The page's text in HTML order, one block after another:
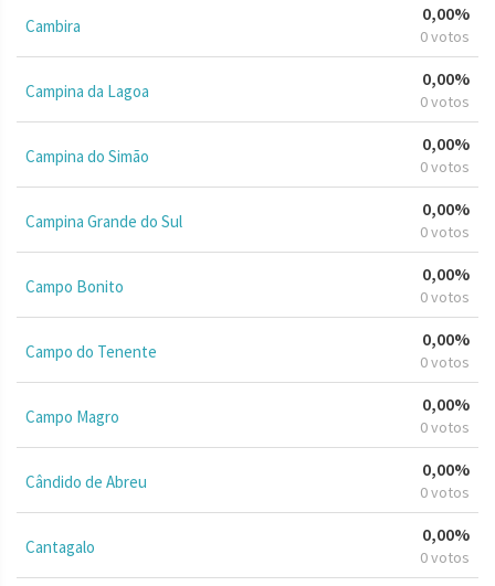
Cambira
0,00%
0 votos
Campina da Lagoa
0,00%
0 votos
Campina do Simão
0,00%
0 votos
Campina Grande do Sul
0,00%
0 votos
Campo Bonito
0,00%
0 votos
Campo do Tenente
0,00%
0 votos
Campo Magro
0,00%
0 votos
Cândido de Abreu
0,00%
0 votos
Cantagalo
0,00%
0 votos